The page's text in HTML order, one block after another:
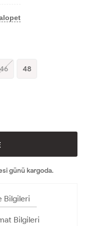
46 48
günü kargoda.
Bilgileri
Bilgileri